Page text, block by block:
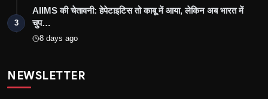
3
AIIMS की चेतावनी: हेपेटाइटिस तो काबू में आया, लेकिन अब भारत में
चुप…
8 days ago
NEWSLETTER